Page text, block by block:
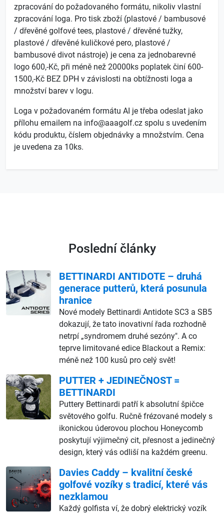
zpracování do požadovaného formátu, nikoliv vlastní
zpracování loga. Pro tisk zboží (plastové / bambusové
/ dřevěné golfové tees, plastové / dřevěné tužky,
plastové / dřevěné kuličkové pero, plastové /
bambusové divot nástroje) je cena za jednobarevné
logo 600,-Kč, při méně než 20000ks poplatek činí 600-
1500,-Kč BEZ DPH v závislosti na obtížnosti loga a
množství barev v logu.
Loga v požadovaném formátu AI je třeba odeslat jako
přílohu emailem na info@aaagolf.cz spolu s uvedením
kódu produktu, číslem objednávky a množstvím. Cena
je uvedena za 10ks.
Poslední články
BETTINARDI ANTIDOTE – druhá
generace putterů, která posunula
hranice
Nové modely Bettinardi Antidote SC3 a SB5
dokazují, že tato inovativní řada rozhodně
netrpí „syndromem druhé sezóny". A co
teprve limitované edice Blackout a Remix:
méně než 100 kusů pro celý svět!
PUTTER + JEDINEČNOST =
BETTINARDI
Puttery Bettinardi patří k absolutní špičce
světového golfu. Ručně frézované modely s
ikonickou úderovou plochou Honeycomb
poskytují výjimečný cit, přesnost a jedinečný
design, který vás odliší na každém greenu.
Davies Caddy – kvalitní české
golfové vozíky s tradicí, které vás
nezklamou
Každý golfista ví, že dobrý elektrický vozík